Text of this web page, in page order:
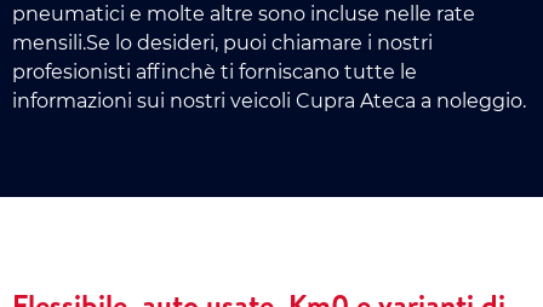
pneumatici e molte altre sono incluse nelle rate
mensili.Se lo desideri, puoi chiamare i nostri
profesionisti affinchè ti forniscano tutte le
informazioni sui nostri veicoli Cupra Ateca a noleggio.